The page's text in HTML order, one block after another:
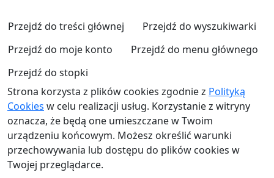
Przejdź do treści głównej
Przejdź do wyszukiwarki
Przejdź do moje konto
Przejdź do menu głównego
Przejdź do stopki
Strona korzysta z plików cookies zgodnie z Polityką
Cookies w celu realizacji usług. Korzystanie z witryny
oznacza, że będą one umieszczane w Twoim
urządzeniu końcowym. Możesz określić warunki
przechowywania lub dostępu do plików cookies w
Twojej przeglądarce.